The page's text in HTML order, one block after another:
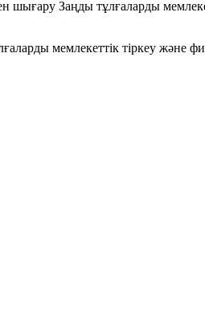
Заңды тұлғаларды
мемлекеттік тіркеу және